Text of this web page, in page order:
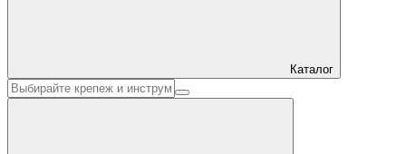
Каталог